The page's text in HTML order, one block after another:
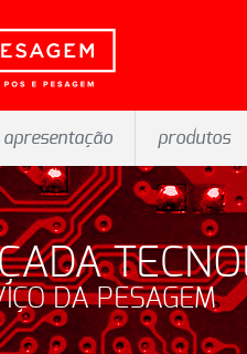
apresentação produtos
DA PESAGEM